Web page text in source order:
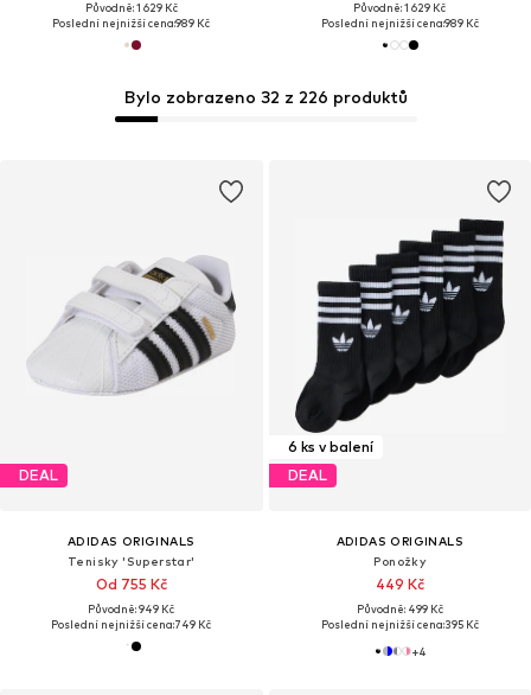
Původně: 1 629 Kč
Poslední nejnižší cena:989 Kč
Původně: 1 629 Kč
Poslední nejnižší cena:989 Kč
DEAL
ADIDAS ORIGINALS
Tenisky 'Superstar'
Od 755 Kč
Původně: 949 Kč
Poslední nejnižší cena:749 Kč
Bylo zobrazeno 32 z 226 produktů
6 ks v balení
DEAL
ADIDAS ORIGINALS
Ponožky
449 Kč
Původně: 499 Kč
Poslední nejnižší cena:395 Kč
+4